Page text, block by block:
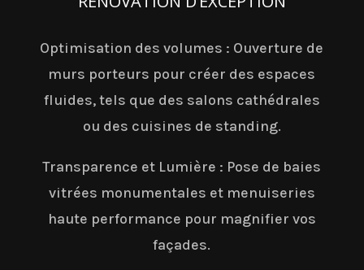
Optimisation des volumes : Ouverture de
murs porteurs pour créer des espaces
fluides, tels que des salons cathédrales
ou des cuisines de standing.
Transparence et Lumière : Pose de baies
vitrées monumentales et menuiseries
haute performance pour magnifier vos
façades.